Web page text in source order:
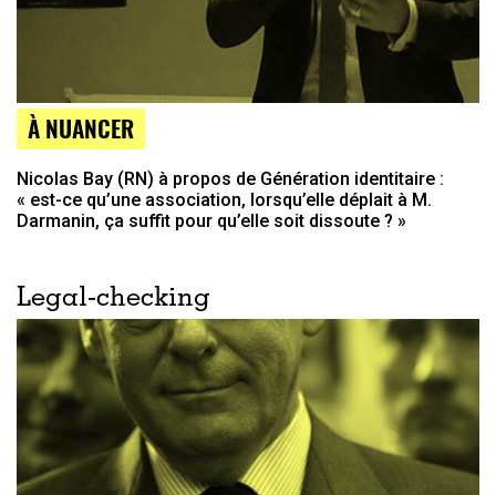
À NUANCER
Nicolas Bay (RN) à propos de Génération identitaire :
« est-ce qu’une association, lorsqu’elle déplait à M.
Darmanin, ça suffit pour qu’elle soit dissoute ? »
Legal-checking